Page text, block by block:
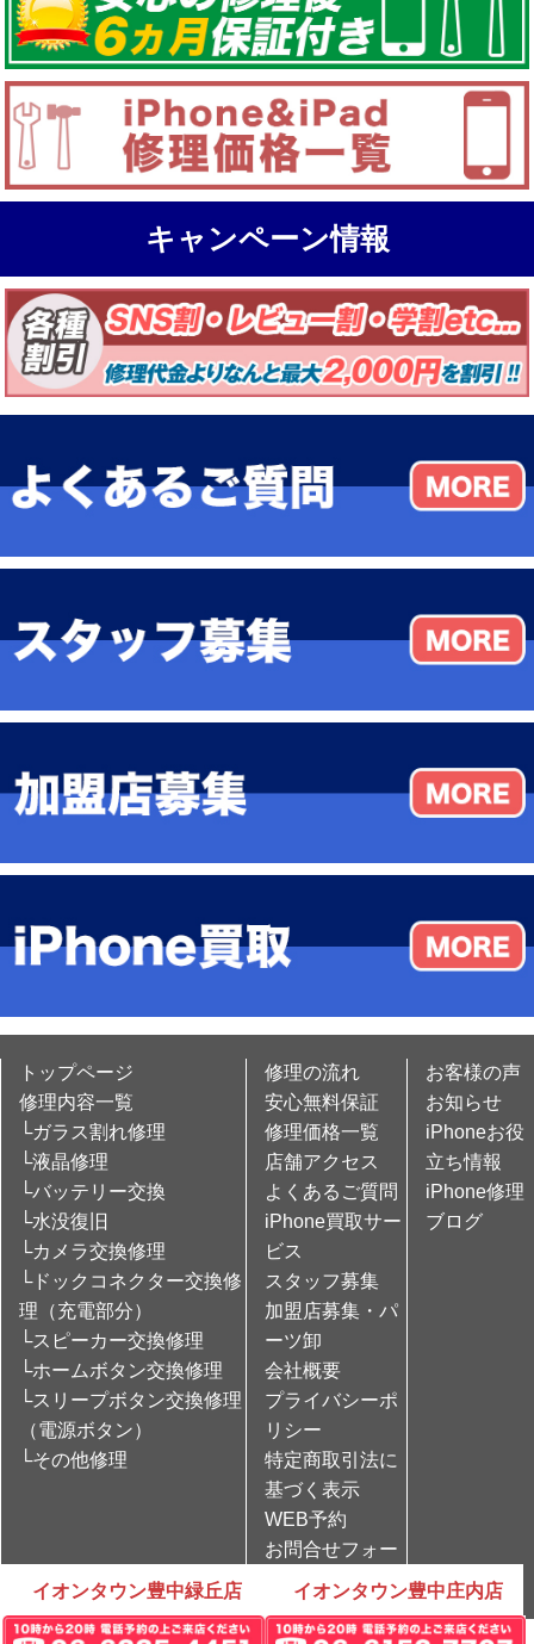
イオンタウン豊中緑丘店 イオンタウン豊中庄内店
キャンペーン情報
トップページ
修理内容一覧
└ガラス割れ修理
└液晶修理
└バッテリー交換
└水没復旧
└カメラ交換修理
└ドックコネクター交換修
理（充電部分）
└スピーカー交換修理
└ホームボタン交換修理
└スリープボタン交換修理
（電源ボタン）
└その他修理
修理の流れ
安心無料保証
修理価格一覧
店舗アクセス
よくあるご質問
iPhone買取サー
ビス
スタッフ募集
加盟店募集・パ
ーツ卸
会社概要
プライバシーポ
リシー
特定商取引法に
基づく表示
WEB予約
お問合せフォー
お客様の声
お知らせ
iPhoneお役
立ち情報
iPhone修理
ブログ
Copyright © iPhone修理のCare Mobile All rights Reserved.